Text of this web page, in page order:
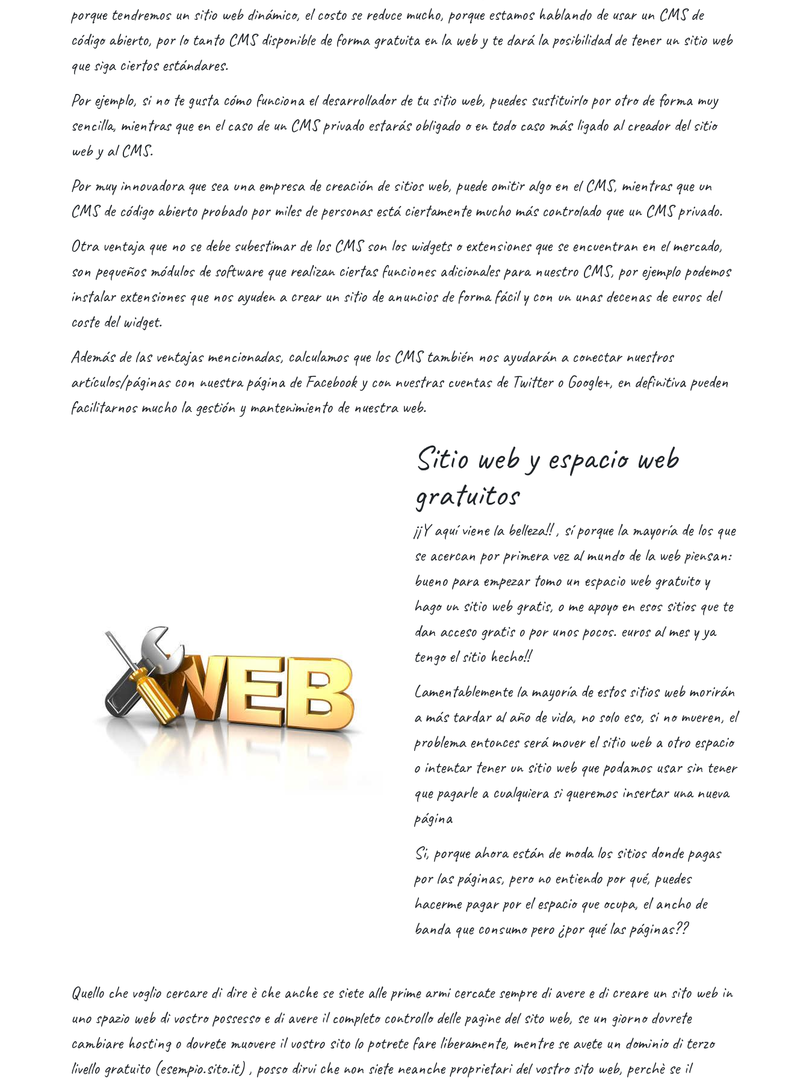
porque tendremos un sitio web dinámico, el costo se reduce mucho, porque estamos hablando de usar un CMS de
código abierto, por lo tanto CMS disponible de forma gratuita en la web y te dará la posibilidad de tener un sitio web
que siga ciertos estándares.
Por ejemplo, si no te gusta cómo funciona el desarrollador de tu sitio web, puedes sustituirlo por otro de forma muy
sencilla, mientras que en el caso de un CMS privado estarás obligado o en todo caso más ligado al creador del sitio
web y al CMS.
Por muy innovadora que sea una empresa de creación de sitios web, puede omitir algo en el CMS, mientras que un
CMS de código abierto probado por miles de personas está ciertamente mucho más controlado que un CMS privado.
Otra ventaja que no se debe subestimar de los CMS son los widgets o extensiones que se encuentran en el mercado,
son pequeños módulos de software que realizan ciertas funciones adicionales para nuestro CMS, por ejemplo podemos
instalar extensiones que nos ayuden a crear un sitio de anuncios de forma fácil y con un unas decenas de euros del
coste del widget.
Además de las ventajas mencionadas, calculamos que los CMS también nos ayudarán a conectar nuestros
artículos/páginas con nuestra página de Facebook y con nuestras cuentas de Twitter o Google+, en definitiva pueden
facilitarnos mucho la gestión y mantenimiento de nuestra web.
Sitio web y espacio web
gratuitos
¡¡Y aquí viene la belleza!! , sí porque la mayoría de los que
se acercan por primera vez al mundo de la web piensan:
bueno para empezar tomo un espacio web gratuito y
hago un sitio web gratis, o me apoyo en esos sitios que te
dan acceso gratis o por unos pocos. euros al mes y ya
tengo el sitio hecho!!
Lamentablemente la mayoría de estos sitios web morirán
a más tardar al año de vida, no solo eso, si no mueren, el
problema entonces será mover el sitio web a otro espacio
o intentar tener un sitio web que podamos usar sin tener
que pagarle a cualquiera si queremos insertar una nueva
página
Si, porque ahora están de moda los sitios donde pagas
por las páginas, pero no entiendo por qué, puedes
hacerme pagar por el espacio que ocupa, el ancho de
banda que consumo pero ¿por qué las páginas??
Quello che voglio cercare di dire è che anche se siete alle prime armi cercate sempre di avere e di creare un sito web in
uno spazio web di vostro possesso e di avere il completo controllo delle pagine del sito web, se un giorno dovrete
cambiare hosting o dovrete muovere il vostro sito lo potrete fare liberamente, mentre se avete un dominio di terzo
livello gratuito (esempio.sito.it) , posso dirvi che non siete neanche proprietari del vostro sito web, perchè se il